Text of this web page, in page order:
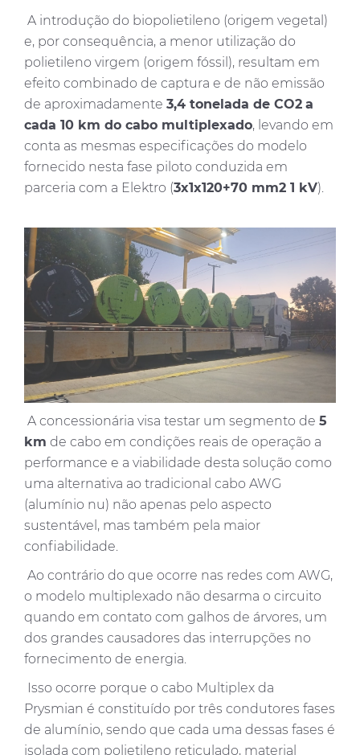
A introdução do biopolietileno (origem vegetal)
e, por consequência, a menor utilização do
polietileno virgem (origem fóssil), resultam em
efeito combinado de captura e de não emissão
de aproximadamente 3,4 tonelada de CO2 a
cada 10 km do cabo multiplexado, levando em
conta as mesmas especificações do modelo
fornecido nesta fase piloto conduzida em
parceria com a Elektro (3x1x120+70 mm2 1 kV).
A concessionária visa testar um segmento de 5
km de cabo em condições reais de operação a
performance e a viabilidade desta solução como
uma alternativa ao tradicional cabo AWG
(alumínio nu) não apenas pelo aspecto
sustentável, mas também pela maior
confiabilidade.
Ao contrário do que ocorre nas redes com AWG,
o modelo multiplexado não desarma o circuito
quando em contato com galhos de árvores, um
dos grandes causadores das interrupções no
fornecimento de energia.
Isso ocorre porque o cabo Multiplex da
Prysmian é constituído por três condutores fases
de alumínio, sendo que cada uma dessas fases é
isolada com polietileno reticulado, material